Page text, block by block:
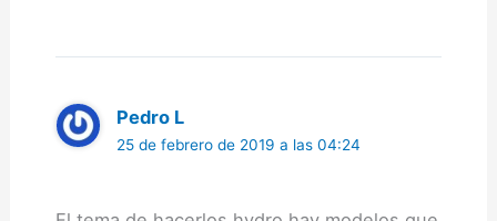
Pedro L
25 de febrero de 2019 a las 04:24